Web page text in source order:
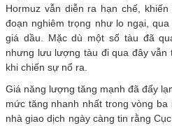
Hormuz vẫn diễn ra hạn chế,
đoạn nghiêm trọng như lo ngại,
giá dầu. Mặc dù một số tàu đã
nhưng lưu lượng tàu đi qua đây
khi chiến sự nổ ra.
Giá năng lượng tăng mạnh đã đẩy
mức tăng nhanh nhất trong vòng
nhà giao dịch ngày càng tin rằng